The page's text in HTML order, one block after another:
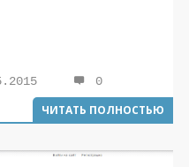
инструкция
0
ЧИТАТЬ ПОЛНОСТЬЮ